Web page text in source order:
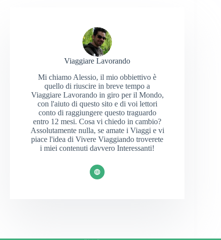
Viaggiare Lavorando
Mi chiamo Alessio, il mio obbiettivo è
quello di riuscire in breve tempo a
Viaggiare Lavorando in giro per il Mondo,
con l'aiuto di questo sito e di voi lettori
conto di raggiungere questo traguardo
entro 12 mesi. Cosa vi chiedo in cambio?
Assolutamente nulla, se amate i Viaggi e vi
piace l'idea di Vivere Viaggiando troverete
i miei contenuti davvero Interessanti!